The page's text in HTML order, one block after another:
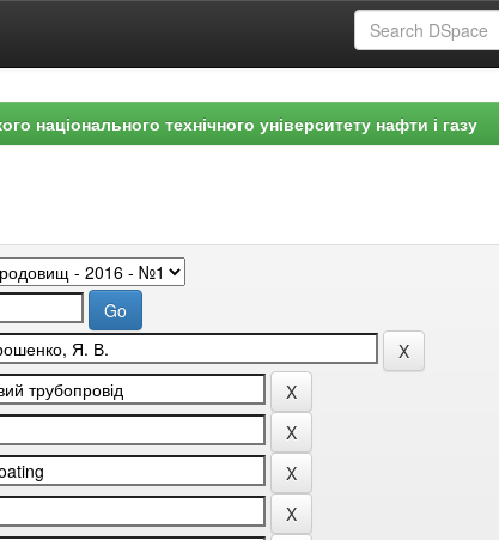
національного технічного університету нафти і газу